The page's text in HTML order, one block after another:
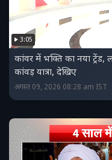
3:05
कांवर में भक्ति का नया ट्रेंड,
कांवड़ यात्रा, देखिए
अगस्त 09, 2026 08:28 am IST